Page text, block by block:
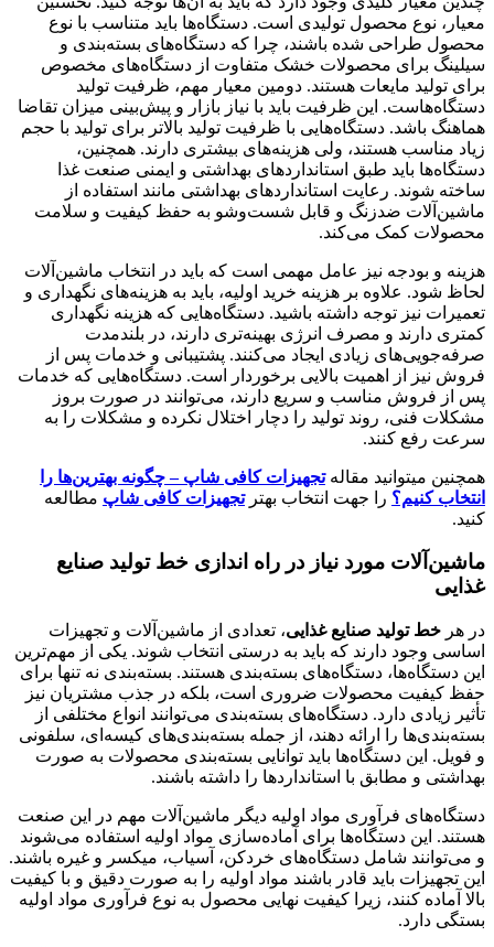
معیار، نوع محصول تولیدی است. دستگاه‌ها باید متناسب با نوع
محصول طراحی شده باشند، چرا که دستگاه‌های بسته‌بندی و
سیلینگ برای محصولات خشک متفاوت از دستگاه‌های مخصوص
برای تولید مایعات هستند. دومین معیار مهم، ظرفیت تولید
دستگاه‌هاست. این ظرفیت باید با نیاز بازار و پیش‌بینی میزان تقاضا
هماهنگ باشد. دستگاه‌هایی با ظرفیت تولید بالاتر برای تولید با حجم
زیاد مناسب هستند، ولی هزینه‌های بیشتری دارند. همچنین،
دستگاه‌ها باید طبق استانداردهای بهداشتی و ایمنی صنعت غذا
ساخته شوند. رعایت استانداردهای بهداشتی مانند استفاده از
ماشین‌آلات ضدزنگ و قابل شست‌وشو به حفظ کیفیت و سلامت
محصولات کمک می‌کند.
هزینه و بودجه نیز عامل مهمی است که باید در انتخاب ماشین‌آلات
لحاظ شود. علاوه بر هزینه خرید اولیه، باید به هزینه‌های نگهداری و
تعمیرات نیز توجه داشته باشید. دستگاه‌هایی که هزینه نگهداری
کمتری دارند و مصرف انرژی بهینه‌تری دارند، در بلندمدت
صرفه‌جویی‌های زیادی ایجاد می‌کنند. پشتیبانی و خدمات پس از
فروش نیز از اهمیت بالایی برخوردار است. دستگاه‌هایی که خدمات
پس از فروش مناسب و سریع دارند، می‌توانند در صورت بروز
مشکلات فنی، روند تولید را دچار اختلال نکرده و مشکلات را به
سرعت رفع کنند.
همچنین میتوانید مقالهتجهیزات کافی شاپ – چگونه بهترین‌ها را
انتخاب کنیم؟ را جهت انتخاب بهترتجهیزات کافی شاپ مطالعه
کنید.
ماشین‌آلات مورد نیاز در راه اندازی خط تولید صنایع
غذایی
در هر خط تولید صنایع غذایی، تعدادی از ماشین‌آلات و تجهیزات
اساسی وجود دارند که باید به درستی انتخاب شوند. یکی از مهم‌ترین
این دستگاه‌ها، دستگاه‌های بسته‌بندی هستند. بسته‌بندی نه تنها برای
حفظ کیفیت محصولات ضروری است، بلکه در جذب مشتریان نیز
تأثیر زیادی دارد. دستگاه‌های بسته‌بندی می‌توانند انواع مختلفی از
بسته‌بندی‌ها را ارائه دهند، از جمله بسته‌بندی‌های کیسه‌ای، سلفونی
و فویل. این دستگاه‌ها باید توانایی بسته‌بندی محصولات به صورت
بهداشتی و مطابق با استانداردها را داشته باشند.
دستگاه‌های فرآوری مواد اولیه دیگر ماشین‌آلات مهم در این صنعت
هستند. این دستگاه‌ها برای آماده‌سازی مواد اولیه استفاده می‌شوند
و می‌توانند شامل دستگاه‌های خردکن، آسیاب، میکسر و غیره باشند.
این تجهیزات باید قادر باشند مواد اولیه را به صورت دقیق و با کیفیت
بالا آماده کنند، زیرا کیفیت نهایی محصول به نوع فرآوری مواد اولیه
بستگی دارد.